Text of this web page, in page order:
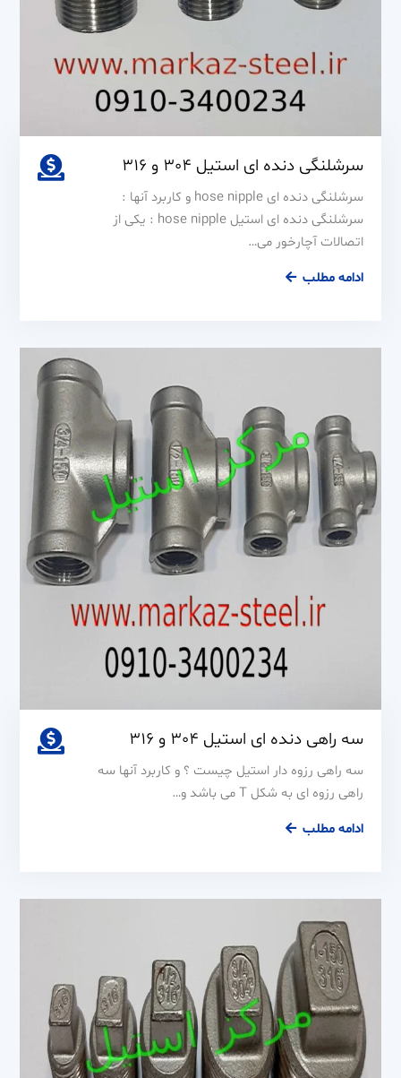
سرشلنگی دنده ای استیل 304 و 316
سرشلنگی دنده ای hose nipple و کاربرد آنها :
سرشلنگی دنده ای استیل hose nipple : یکی از
اتصالات آچارخور می…
ادامه مطلبسرشلنگی
استیل
316
سه راهی دنده ای استیل 304 و 316
سه راهی رزوه دار استیل چیست ؟ و کاربرد آنها سه
راهی رزوه ای به شکل T می باشد و…
ادامه مطلبسه
ای
استیل
304
و
316